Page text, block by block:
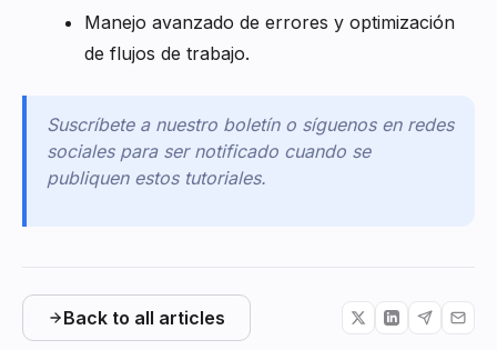
Manejo avanzado de errores y optimización
de flujos de trabajo.
Suscríbete a nuestro boletín o síguenos en redes
sociales para ser notificado cuando se
publiquen estos tutoriales.
Back to all articles